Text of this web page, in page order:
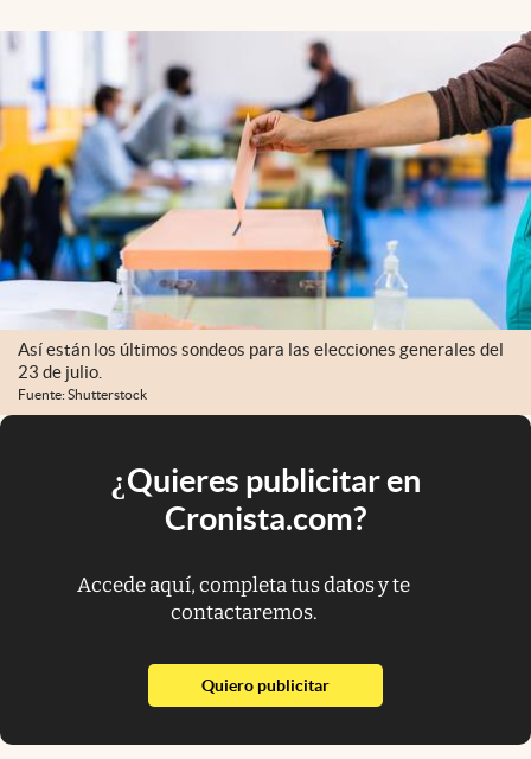
Así están los últimos sondeos para las elecciones generales del
23 de julio.
Fuente: Shutterstock
¿Quieres publicitar en
Cronista.com?
Accede aquí, completa tus datos y te
contactaremos.
Quiero publicitarabre en nueva pestaña